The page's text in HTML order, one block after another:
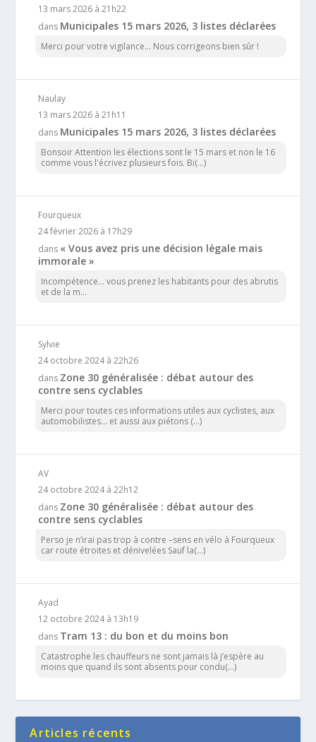
13 mars 2026 à 21h22
dans Municipales 15 mars 2026, 3 listes déclarées
Merci pour votre vigilance... Nous corrigeons bien sûr !
Naulay
13 mars 2026 à 21h11
dans Municipales 15 mars 2026, 3 listes déclarées
Bonsoir Attention les élections sont le 15 mars et non le 16
comme vous l'écrivez plusieurs fois. Bi(...)
Fourqueux
24 février 2026 à 17h29
dans « Vous avez pris une décision légale mais
immorale »
Incompétence… vous prenez les habitants pour des abrutis
et de la m...
Sylvie
24 octobre 2024 à 22h26
dans Zone 30 généralisée : débat autour des
contre sens cyclables
Merci pour toutes ces informations utiles aux cyclistes, aux
automobilistes... et aussi aux piétons (...)
AV
24 octobre 2024 à 22h12
dans Zone 30 généralisée : débat autour des
contre sens cyclables
Perso je n’irai pas trop à contre –sens en vélo à Fourqueux
car route étroites et dénivelées Sauf la(...)
Ayad
12 octobre 2024 à 13h19
dans Tram 13 : du bon et du moins bon
Catastrophe les chauffeurs ne sont jamais là j’espère au
moins que quand ils sont absents pour condu(...)
Articles récents